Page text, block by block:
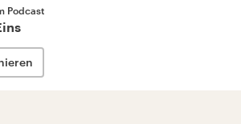
Podcast